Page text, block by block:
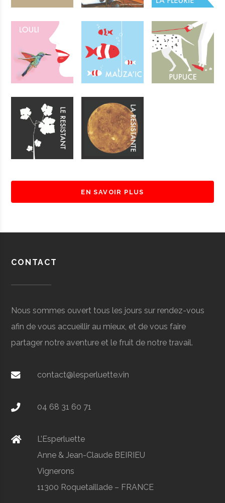
EN SAVOIR PLUS
CONTACT
Nous sommes ouvert tous les jours sur rendez-vous
afin de vous accueillir au mieux, et de vous faire
partager notre aventure et le fruit de notre travail.
contact@lesperluette.vin
04 68 31 60 71
L’Esperluette
Anne & Jean-Claude BEIRIEU
Vignerons
11300 Roquetaillade – FRANCE